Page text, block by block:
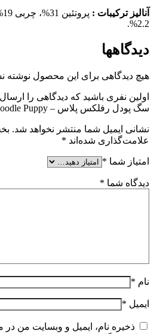
آنالیز ترکیبات :
2.2%.
دیدگاهها
هیچ دیدگاهی برای این محصول نوشته
اولین نفری باشید که دیدگاهی را
سگ پودل رفلکس پلاس – Reflex Plus Poodle Puppy”
نشانی ایمیل شما منتشر نخواهد شد.
علامت‌گذاری شده‌اند *
امتیاز شما *
دیدگاه شما *
نام *
ایمیل *
ذخیره نام، ایمیل و وبسایت من در